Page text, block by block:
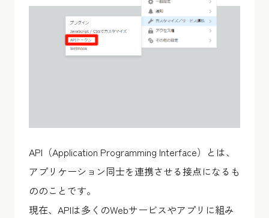
API（Application Programming Interface）とは、
アプリケーション同士を連携させる接点になるも
ののことです。
現在、APIは多くのWebサービスやアプリに組み